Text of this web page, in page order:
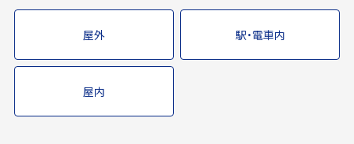
屋外 駅・電車内
屋内